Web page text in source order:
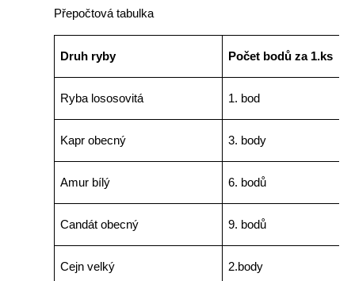
Přepočtová tabulka
Druh ryby Počet bodů za 1.ks
Ryba lososovitá 1. bod
Kapr obecný 3. body
Amur bílý 6. bodů
Candát obecný 9. bodů
Cejn velký 2.body